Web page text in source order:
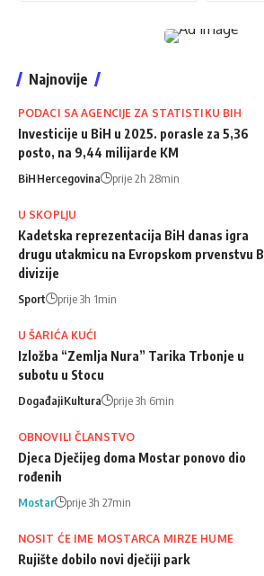
Najnovije
PODACI SA AGENCIJE ZA STATISTIKU BIH
Investicije u BiH u 2025. porasle za 5,36
posto, na 9,44 milijarde KM
BiHHercegovina prije 2h 28min
U SKOPLJU
Kadetska reprezentacija BiH danas igra
drugu utakmicu na Evropskom prvenstvu B
divizije
Sport prije 3h 1min
U ŠARIĆA KUĆI
Izložba “Zemlja Nura” Tarika Trbonje u
subotu u Stocu
DogađajiKultura prije 3h 6min
OBNOVILI ČLANSTVO
Djeca Dječijeg doma Mostar ponovo dio
rođenih
Mostar prije 3h 27min
NOSIT ĆE IME MOSTARCA MIRZE HUME
Rujište dobilo novi dječiji park